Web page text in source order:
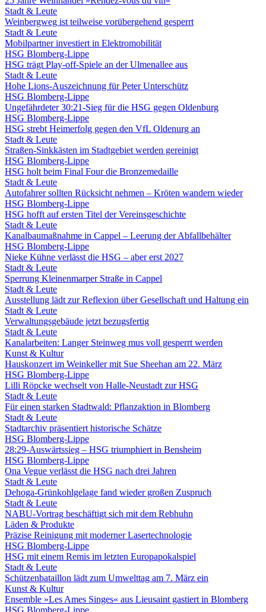
Stadt & Leute
Weinbergweg ist teilweise vorübergehend gesperrt
Stadt & Leute
Mobilpartner investiert in Elektromobilität
HSG Blomberg-Lippe
HSG trägt Play-off-Spiele an der Ulmenallee aus
Stadt & Leute
Hohe Lions-Auszeichnung für Peter Unterschütz
HSG Blomberg-Lippe
Ungefährdeter 30:21-Sieg für die HSG gegen Oldenburg
HSG Blomberg-Lippe
HSG strebt Heimerfolg gegen den VfL Oldenurg an
Stadt & Leute
Straßen-Sinkkästen im Stadtgebiet werden gereinigt
HSG Blomberg-Lippe
HSG holt beim Final Four die Bronzemedaille
Stadt & Leute
Autofahrer sollten Rücksicht nehmen – Kröten wandern wieder
HSG Blomberg-Lippe
HSG hofft auf ersten Titel der Vereinsgeschichte
Stadt & Leute
Kanalbaumaßnahme in Cappel – Leerung der Abfallbehälter
HSG Blomberg-Lippe
Nieke Kühne verlässt die HSG – aber erst 2027
Stadt & Leute
Sperrung Kleinenmarper Straße in Cappel
Stadt & Leute
Ausstellung lädt zur Reflexion über Gesellschaft und Haltung ein
Stadt & Leute
Verwaltungsgebäude jetzt bezugsfertig
Stadt & Leute
Kanalarbeiten: Langer Steinweg mus voll gesperrt werden
Kunst & Kultur
Hauskonzert im Weinkeller mit Sue Sheehan am 22. März
HSG Blomberg-Lippe
Lilli Röpcke wechselt von Halle-Neustadt zur HSG
Stadt & Leute
Für einen starken Stadtwald: Pflanzaktion in Blomberg
Stadt & Leute
Stadtarchiv präsentiert historische Schätze
HSG Blomberg-Lippe
28:29-Auswärtssieg – HSG triumphiert in Bensheim
HSG Blomberg-Lippe
Ona Vegue verlässt die HSG nach drei Jahren
Stadt & Leute
Dehoga-Grünkohlgelage fand wieder großen Zuspruch
Stadt & Leute
NABU-Vortrag beschäftigt sich mit dem Rebhuhn
Läden & Produkte
Präzise Reinigung mit moderner Lasertechnologie
HSG Blomberg-Lippe
HSG mit einem Remis im letzten Europapokalspiel
Stadt & Leute
Schützenbataillon lädt zum Umwelttag am 7. März ein
Kunst & Kultur
Ensemble »Les Ames Singes« aus Lieusaint gastiert in Blomberg
HSG Blomberg-Lippe